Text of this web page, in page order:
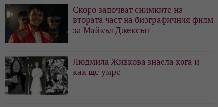
Скоро започват снимките на
втората част на биографичния филм
за Майкъл Джексън
Людмила Живкова знаела кога и
как ще умре